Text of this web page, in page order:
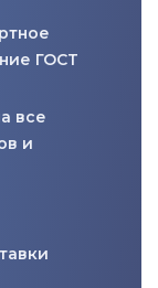
ГОСТ
все
и